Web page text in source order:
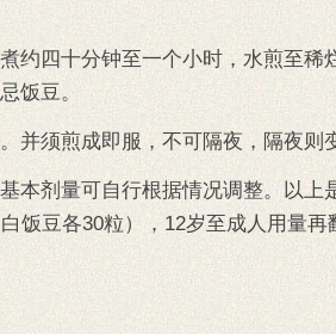
约四十分钟至一个小时，水煎至稀
饭豆。
须煎成即服，不可隔夜，隔夜则
本剂量可自行根据情况调整。以上
饭豆各30粒），12岁至成人用量再